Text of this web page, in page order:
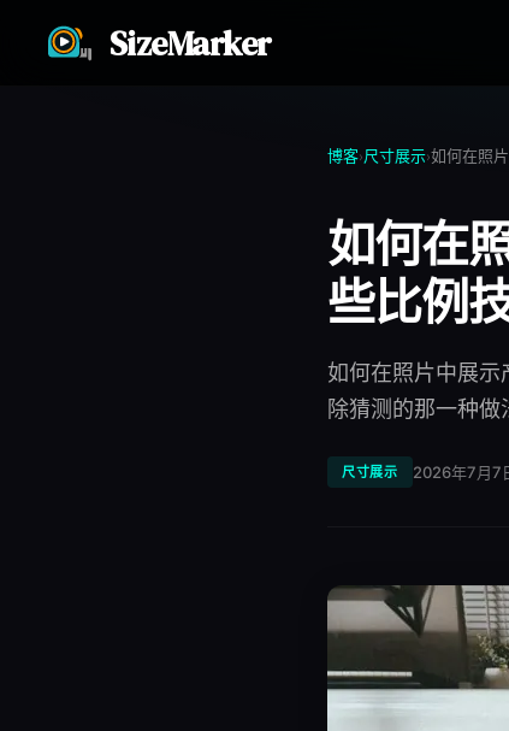
SizeMarker
博客›尺寸展示›
如何在
些比例
如何在照片中展示
除猜测的那一种做
尺寸展示 2026年7月7